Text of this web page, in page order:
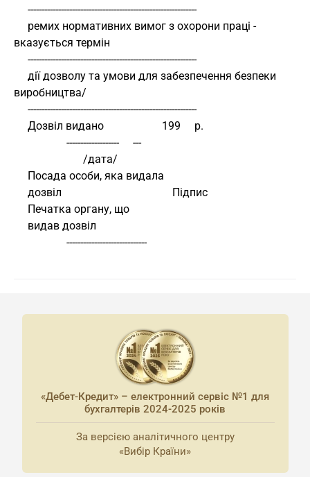
     -------------------------------------------------------------
вказується термін
     -------------------------------------------------------------
виробництва/
     -------------------------------------------------------------
     Дозвіл видано                     199     р.
                   -------------------     ---
                         /дата/
     Посада особи, яка видала
     дозвіл                                        Підпис
     Печатка органу, що
     видав дозвіл
                   -----------------------------
«Дебет-Кредит» – електронний сервіс №1 для
бухгалтерів 2024-2025 років
За версією аналітичного центру
«Вибір Країни»